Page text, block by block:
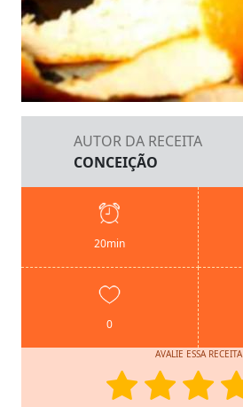
AUTOR DA RECEITA
CONCEIÇÃO
20min
0
AVALIE ESSA RECEITA